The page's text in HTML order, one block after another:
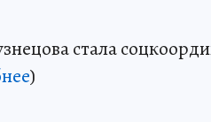
стала
)